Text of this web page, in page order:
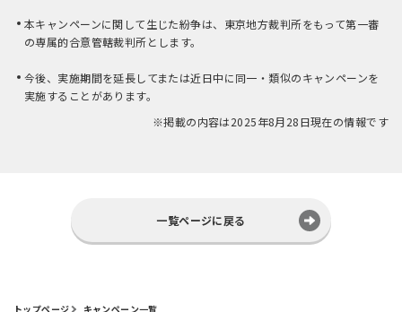
本キャンペーンに関して生じた紛争は、東京地方裁判所をもって第一審
の専属的合意管轄裁判所とします。
今後、実施期間を延長してまたは近日中に同一・類似のキャンペーンを
実施することがあります。
※掲載の内容は2025年8月28日現在の情報です
一覧ページに戻る
トップページ
キャンペーン一覧